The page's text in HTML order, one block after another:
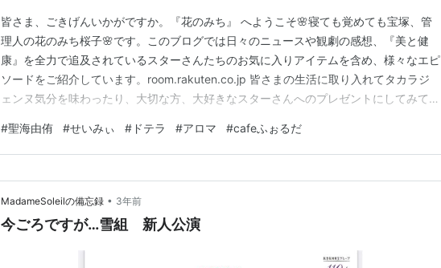
皆さま、ごきげんいかがですか。『花のみち』 へようこそ🌸寝ても覚めても宝塚、管
理人の花のみち桜子🌸です。このブログでは日々のニュースや観劇の感想、『美と健
康』を全力で追及されているスターさんたちのお気に入りアイテムを含め、様々なエピ
ソードをご紹介しています。room.rakuten.co.jp 皆さまの生活に取り入れてタカラジ
ェンヌ気分を味わったり、大切な方、大好きなスターさんへのプレゼントにしてみては
ラ）』のアロマオイル✨ せいみぃも『お気に入り』だったなんて✨ 先日、花組大劇場
公演『ENCHANTEMEN…
#聖海由侑 #せいみぃ # ドテラ #アロマ #cafeふぉるだ
MadameSoleilの備忘録 • 3年前
今ごろですが…雪組 新人公演